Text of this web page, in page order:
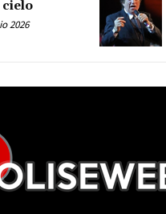
cielo
2026